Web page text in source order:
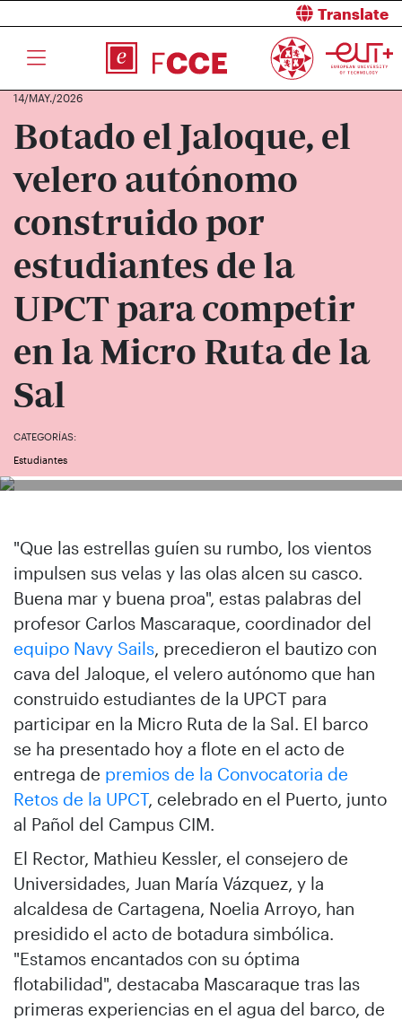
Translate
14/MAY./2026
Botado el Jaloque, el
velero autónomo
construido por
estudiantes de la
UPCT para competir
en la Micro Ruta de la
Sal
CATEGORÍAS:
Estudiantes
"Que las estrellas guíen su rumbo, los vientos
impulsen sus velas y las olas alcen su casco.
Buena mar y buena proa", estas palabras del
profesor Carlos Mascaraque, coordinador del
equipo Navy Sails, precedieron el bautizo con
cava del Jaloque, el velero autónomo que han
construido estudiantes de la UPCT para
participar en la Micro Ruta de la Sal. El barco
se ha presentado hoy a flote en el acto de
entrega de premios de la Convocatoria de
Retos de la UPCT, celebrado en el Puerto, junto
al Pañol del Campus CIM.
El Rector, Mathieu Kessler, el consejero de
Universidades, Juan María Vázquez, y la
alcaldesa de Cartagena, Noelia Arroyo, han
presidido el acto de botadura simbólica.
"Estamos encantados con su óptima
flotabilidad", destacaba Mascaraque tras las
primeras experiencias en el agua del barco, de